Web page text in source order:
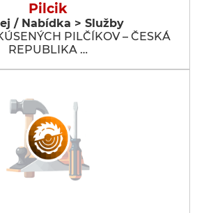
Pilcik
/ Nabídka > Služby
PILČÍKOV – ČESKÁ
REPUBLIKA …